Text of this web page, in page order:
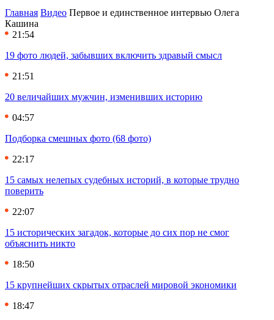
Главная Видео Первое и единственное интервью Олега
Кашина
21:54
19 фото людей, забывших включить здравый смысл
21:51
20 величайших мужчин, изменивших историю
04:57
Подборка смешных фото (68 фото)
22:17
15 самых нелепых судебных историй, в которые трудно
поверить
22:07
15 исторических загадок, которые до сих пор не смог
объяснить никто
18:50
15 крупнейших скрытых отраслей мировой экономики
18:47